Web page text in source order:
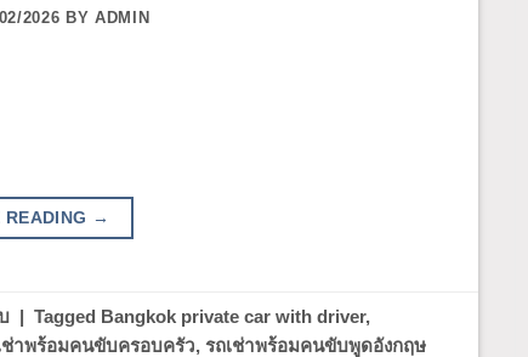
2026 BYADMIN
→
| Tagged Bangkok private car with driver,
ช่าพร้อมคนขับครอบครัว, รถเช่าพร้อมคนขับพูดอังกฤษ